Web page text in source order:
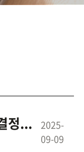
어센터
정...
2025-
09-09